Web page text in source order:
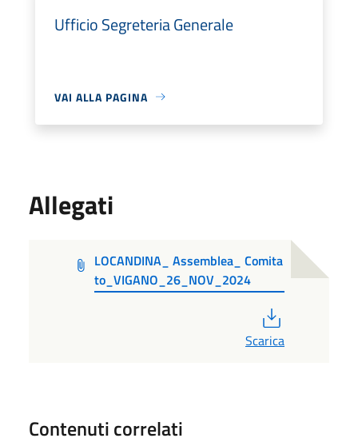
Ufficio Segreteria Generale
VAI ALLA PAGINA
Allegati
LOCANDINA_ Assemblea_ Comita
to_VIGANO_26_NOV_2024
Scarica
Contenuti correlati